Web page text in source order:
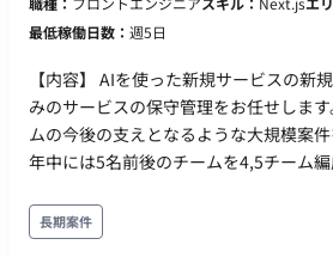
最低稼働日数： 週5日
【内容】 AIを使った新規サービスの新
みのサービスの保守管理をお任せしま
ムの今後の支えとなるような大規模案
年中には5名前後のチームを4,5チーム
すが、フルスタックに対応できる方歓
担当でも、バック側も積極的に携わる
長期案件